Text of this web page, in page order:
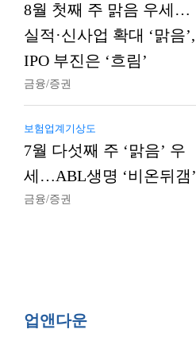
8월 첫째 주 맑음 우세…
실적·신사업 확대 ‘맑음’,
IPO 부진은 ‘흐림’
금융/증권
보험업계기상도
7월 다섯째 주 ‘맑음’ 우
세…ABL생명 ‘비온뒤갬’
금융/증권
업앤다운